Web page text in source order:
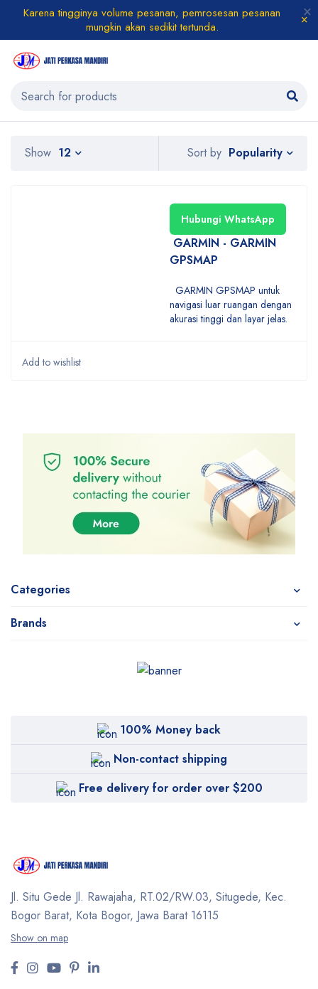
Karena tingginya volume pesanan, pemrosesan pesanan
mungkin akan sedikit tertunda.
Categories
Brands
Sort by Popularity
Show 12
Hubungi WhatsApp
GARMIN - GARMIN
GPSMAP
GARMIN GPSMAP untuk
navigasi luar ruangan dengan
akurasi tinggi dan layar jelas.
100% Money back
Non-contact shipping
Free delivery for order over $200
Jl. Situ Gede Jl. Rawajaha, RT.02/RW.03, Situgede, Kec.
Bogor Barat, Kota Bogor, Jawa Barat 16115
Show on map